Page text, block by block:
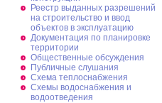
Реестр выданных разрешений
на строительство и ввод
объектов в эксплуатацию
Документация по планировке
территории
Общественные обсуждения
Публичные слушания
Схема теплоснабжения
Схемы водоснабжения и
водоотведения